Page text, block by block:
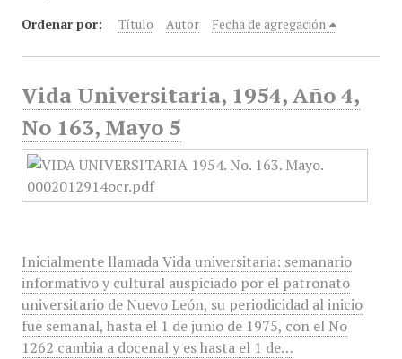
Ordenar por: Título Autor Fecha de agregación
Vida Universitaria, 1954, Año 4,
No 163, Mayo 5
Inicialmente llamada Vida universitaria: semanario
informativo y cultural auspiciado por el patronato
universitario de Nuevo León, su periodicidad al inicio
fue semanal, hasta el 1 de junio de 1975, con el No
1262 cambia a docenal y es hasta el 1 de…